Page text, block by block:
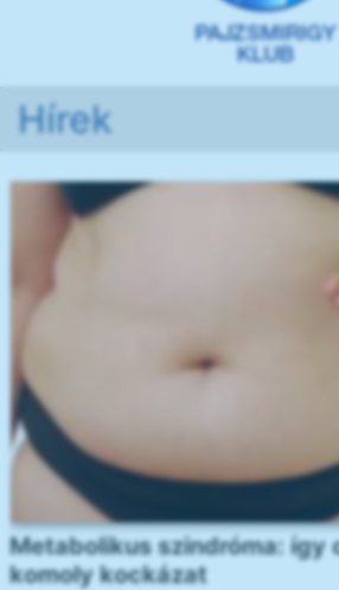
Hírek
Metabolikus szindróma: így
komoly kockázat